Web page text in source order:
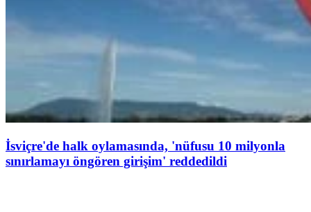
İsviçre'de halk oylamasında, 'nüfusu 10 milyonla
sınırlamayı öngören girişim' reddedildi